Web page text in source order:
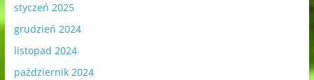
styczeń 2025
grudzień 2024
listopad 2024
październik 2024